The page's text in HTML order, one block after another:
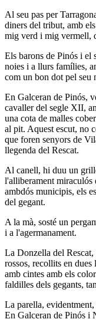
Al seu pas per
diners del tribut, amb
mig verd i mig vermell,
Els barons de Pinós i el
noies i a llurs famílies,
com un bon dot pel seu
En Galceran de Pinós,
cavaller del segle XII,
una cota de malles
al pit. Aquest escut, no
que foren senyors de
llegenda del Rescat.
Al canell, hi duu un
l'alliberament miraculós
ambdós municipis, els
del gegant.
A la mà, sosté un
i a l'agermanament.
La Donzella del Rescat,
rossos, recollits en
amb cintes amb els
faldilles dels gegants,
La parella,
En Galceran de Pinós i